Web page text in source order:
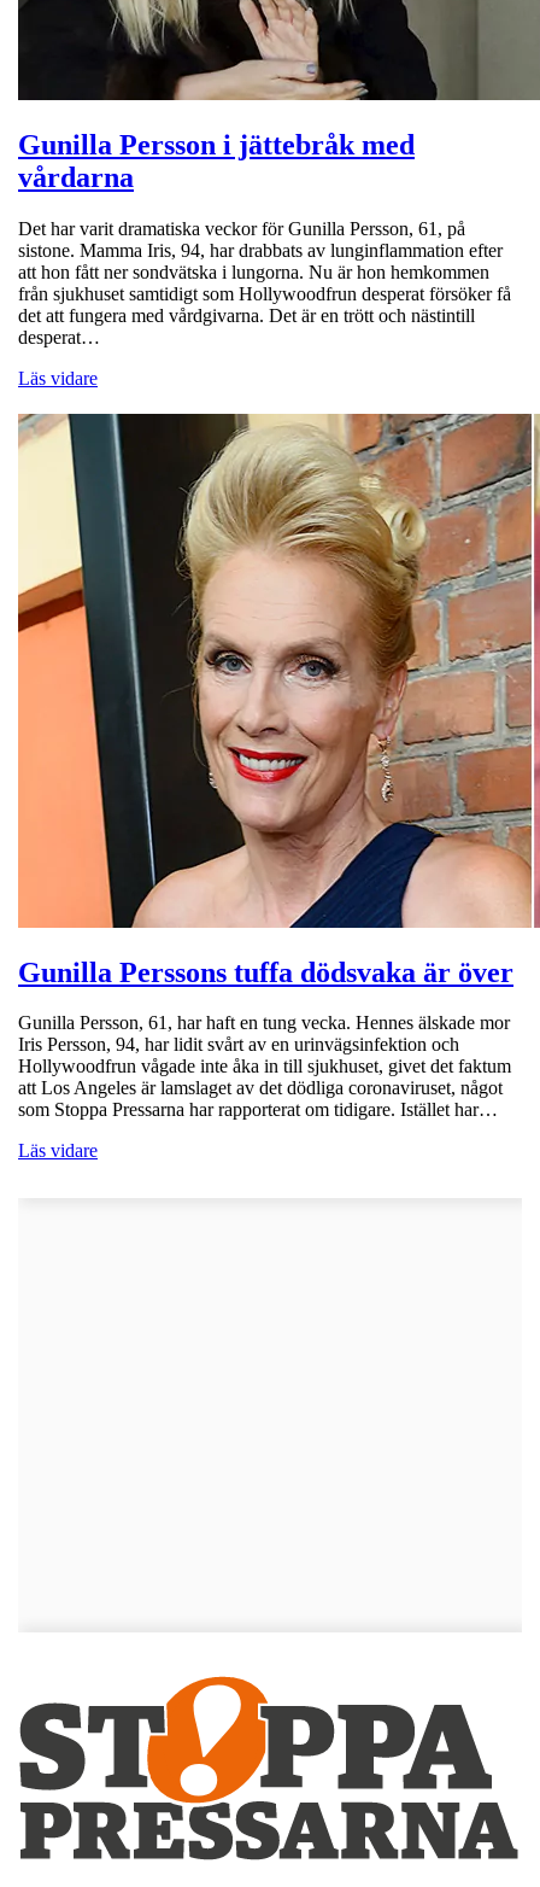
Gunilla Persson i jättebråk med
vårdarna
Det har varit dramatiska veckor för Gunilla Persson, 61, på
sistone. Mamma Iris, 94, har drabbats av lunginflammation efter
att hon fått ner sondvätska i lungorna. Nu är hon hemkommen
från sjukhuset samtidigt som Hollywoodfrun desperat försöker få
det att fungera med vårdgivarna. Det är en trött och nästintill
desperat…
Läs vidare
Gunilla Perssons tuffa dödsvaka är över
Gunilla Persson, 61, har haft en tung vecka. Hennes älskade mor
Iris Persson, 94, har lidit svårt av en urinvägsinfektion och
Hollywoodfrun vågade inte åka in till sjukhuset, givet det faktum
att Los Angeles är lamslaget av det dödliga coronaviruset, något
som Stoppa Pressarna har rapporterat om tidigare. Istället har…
Läs vidare